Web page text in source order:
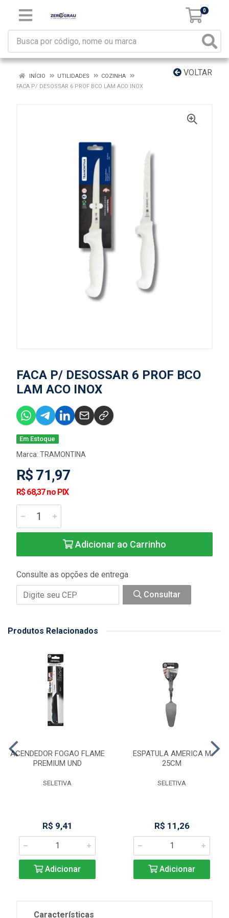
0
VOLTAR
INÍCIO UTILIDADES
COZINHA
FACA P/ DESOSSAR 6 PROF BCO LAM ACO INOX
FACA P/ DESOSSAR 6 PROF BCO
LAM ACO INOX
Em Estoque
Marca: TRAMONTINA
R$ 71,97
R$ 68,37 no PIX
Adicionar ao Carrinho
Consulte as opções de entrega
Consultar
Produtos Relacionados
ACENDEDOR FOGAO FLAME
PREMIUM UND
SELETIVA
R$ 9,41
Adicionar
ESPATULA AMERICA M
25CM
SELETIVA
R$ 11,26
Adicionar
Características